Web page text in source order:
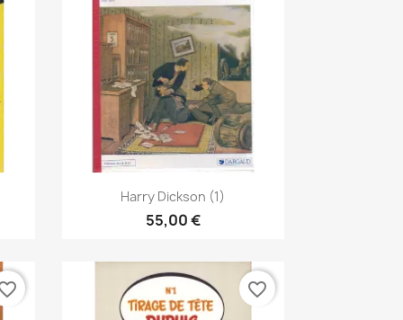
Vista rápida
Harry Dickson (1)
55,00 €
favorite_border